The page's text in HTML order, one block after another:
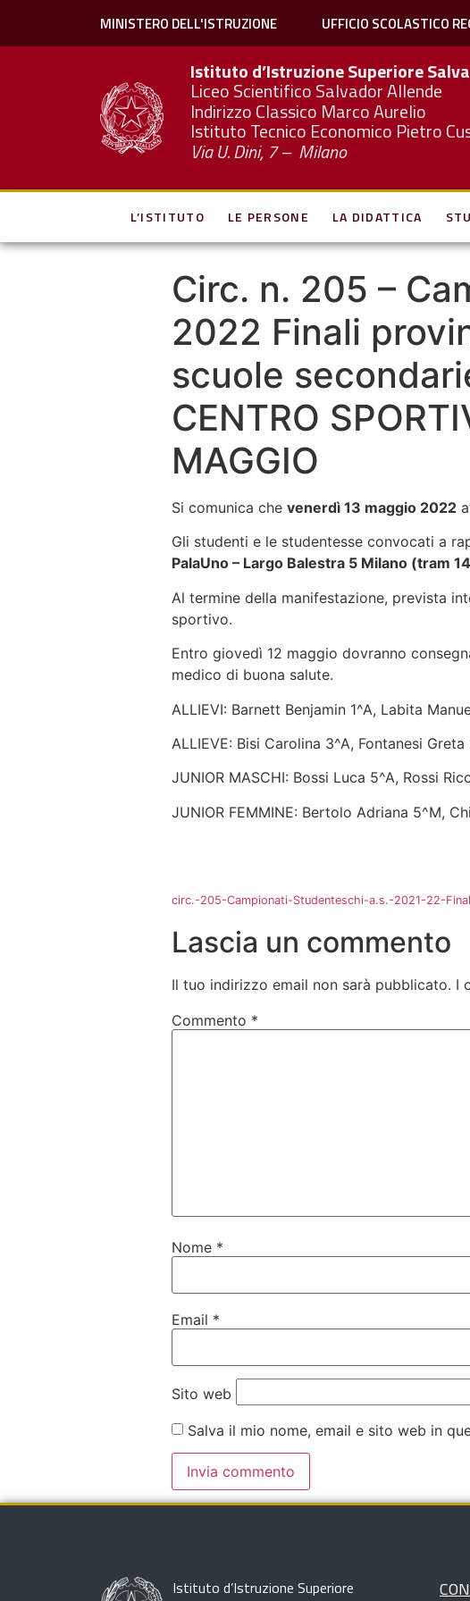
MINISTERO DELL'ISTRUZIONE UFFICIO SCOLASTICO
Istituto d’Istruzione Superiore
Liceo Scientifico Salvador Allende
Indirizzo Classico Marco Aurelio
Istituto Tecnico Economico Pietro
Via U. Dini, 7 – Milano
L’ISTITUTO LE PERSONE LA DIDATTICA
Circ. n. 205 –
2022 Finali
scuole
CENTRO
MAGGIO
Si comunica che venerdì 13 maggio 2022
Gli studenti e le studentesse convocati a
PalaUno – Largo Balestra 5 Milano (tram
Al termine della manifestazione, prevista
sportivo.
Entro giovedì 12 maggio dovranno
medico di buona salute.
ALLIEVI: Barnett Benjamin 1^A, Labita
ALLIEVE: Bisi Carolina 3^A, Fontanesi
JUNIOR MASCHI: Bossi Luca 5^A, Rossi
JUNIOR FEMMINE: Bertolo Adriana 5^M,
circ.-205-Campionati-Studenteschi-a.s.-2021-22-
Lascia un commento
Il tuo indirizzo email non sarà pubblicato. I
Commento *
Nome *
Email *
Sito web
Salva il mio nome, email e sito web in
Istituto d’Istruzione Superiore